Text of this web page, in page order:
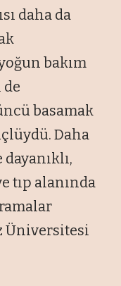
daha da
bakım
basamak
Daha
tıp alanında
Üniversitesi